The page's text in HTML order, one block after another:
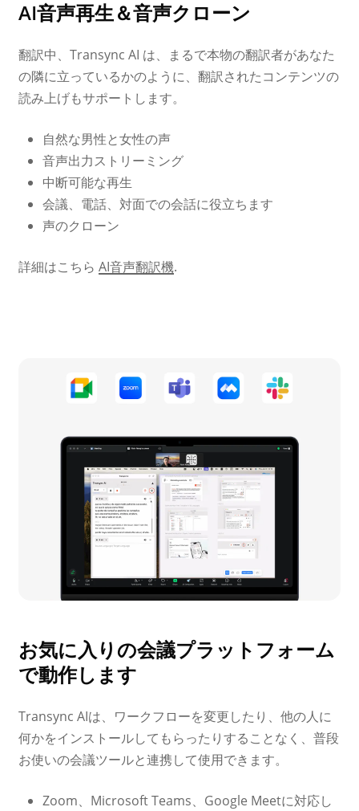
AI音声再生＆音声クローン
翻訳中、Transync AI は、まるで本物の翻訳者があなた
の隣に立っているかのように、翻訳されたコンテンツの
読み上げもサポートします。
自然な男性と女性の声
音声出力ストリーミング
中断可能な再生
会議、電話、対面での会話に役立ちます
声のクローン
詳細はこちら AI音声翻訳機.
お気に入りの会議プラットフォーム
で動作します
Transync AIは、ワークフローを変更したり、他の人に
何かをインストールしてもらったりすることなく、普段
お使いの会議ツールと連携して使用できます。
Zoom、Microsoft Teams、Google Meetに対応し